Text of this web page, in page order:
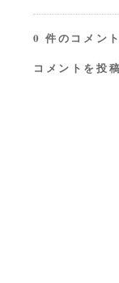
0 件のコメン
コメントを投